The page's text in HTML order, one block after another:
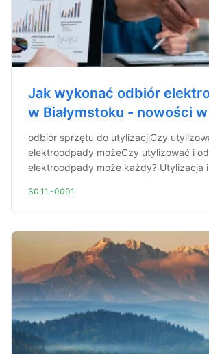
Jak wykonać odbiór
w Białymstoku - nowości
odbiór sprzętu do utylizacjiCzy
elektroodpady możeCzy utylizować i
elektroodpady może każdy? Utylizacja
30.11.-0001